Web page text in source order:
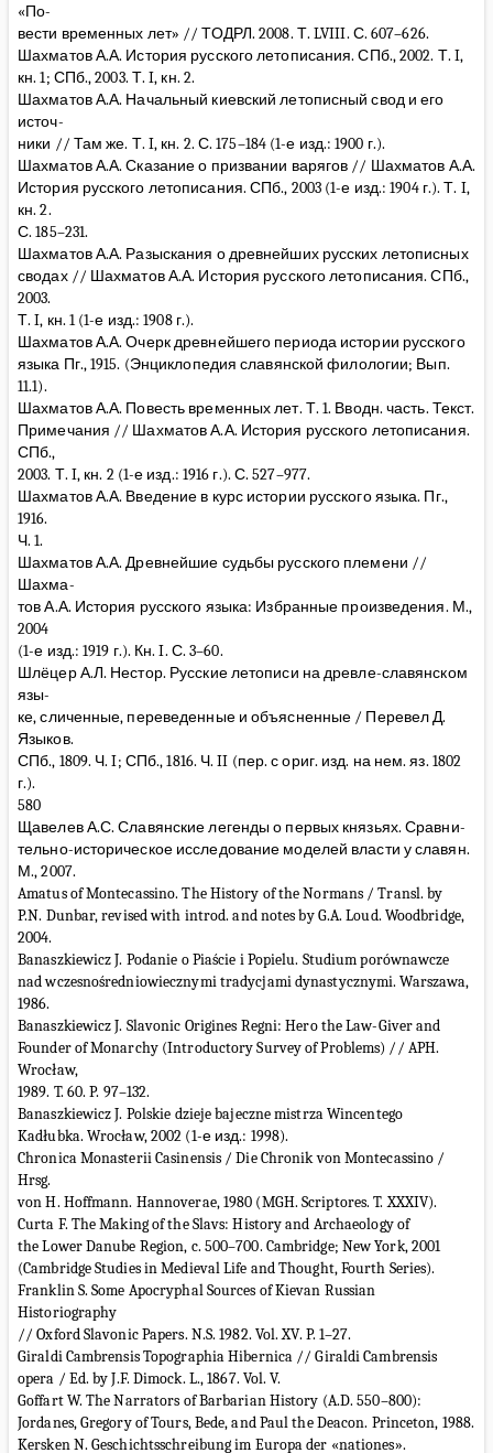
«По-
вести временных лет» // ТОДРЛ. 2008. Т. LVIII. С. 607–626.
Шахматов А.А. История русского летописания. СПб., 2002. Т. I,
кн. 1; СПб., 2003. Т. I, кн. 2.
Шахматов А.А. Начальный киевский летописный свод и его
источ-
ники // Там же. Т. I, кн. 2. С. 175–184 (1-е изд.: 1900 г.).
Шахматов А.А. Сказание о призвании варягов // Шахматов А.А.
История русского летописания. СПб., 2003 (1-е изд.: 1904 г.). Т. I,
кн. 2.
С. 185–231.
Шахматов А.А. Разыскания о древнейших русских летописных
сводах // Шахматов А.А. История русского летописания. СПб.,
2003.
Т. I, кн. 1 (1-е изд.: 1908 г.).
Шахматов А.А. Очерк древнейшего периода истории русского
языка Пг., 1915. (Энциклопедия славянской филологии; Вып.
11.1).
Шахматов А.А. Повесть временных лет. Т. 1. Вводн. часть. Текст.
Примечания // Шахматов А.А. История русского летописания.
СПб.,
2003. Т. I, кн. 2 (1-е изд.: 1916 г.). С. 527–977.
Шахматов А.А. Введение в курс истории русского языка. Пг.,
1916.
Ч. 1.
Шахматов А.А. Древнейшие судьбы русского племени //
Шахма-
тов А.А. История русского языка: Избранные произведения. М.,
2004
(1-е изд.: 1919 г.). Кн. I. С. 3–60.
Шлёцер А.Л. Нестор. Русские летописи на древле-славянском
язы-
ке, сличенные, переведенные и объясненные / Перевел Д.
Языков.
СПб., 1809. Ч. I; СПб., 1816. Ч. II (пер. с ориг. изд. на нем. яз. 1802
г.).
580
Щавелев А.С. Славянские легенды о первых князьях. Сравни-
тельно-историческое исследование моделей власти у славян.
М., 2007.
Amatus of Montecassino. The History of the Normans / Transl. by
P.N. Dunbar, revised with introd. and notes by G.A. Loud. Woodbridge,
2004.
Banaszkiewicz J. Podanie o Piaście i Popielu. Studium porównawcze
nad wczesnośredniowiecznymi tradycjami dynastycznymi. Warszawa,
1986.
Banaszkiewicz J. Slavonic Origines Regni: Hero the Law-Giver and
Founder of Monarchy (Introductory Survey of Problems) // APH.
Wrocław,
1989. T. 60. P. 97–132.
Banaszkiewicz J. Polskie dzieje bajeczne mistrza Wincentego
Kadłubka. Wrocław, 2002 (1-е изд.: 1998).
Chronica Monasterii Casinensis / Die Chronik von Montecassino /
Hrsg.
von H. Hoffmann. Hannoverae, 1980 (MGH. Scriptores. T. XXXIV).
Curta F. The Making of the Slavs: History and Archaeology of
the Lower Danube Region, c. 500–700. Cambridge; New York, 2001
(Cambridge Studies in Medieval Life and Thought, Fourth Series).
Franklin S. Some Apocryphal Sources of Kievan Russian
Historiography
// Oxford Slavonic Papers. N.S. 1982. Vol. XV. P. 1–27.
Giraldi Cambrensis Topographia Hibernica // Giraldi Cambrensis
opera / Ed. by J.F. Dimock. L., 1867. Vol. V.
Goffart W. The Narrators of Barbarian History (A.D. 550–800):
Jordanes, Gregory of Tours, Bede, and Paul the Deacon. Princeton, 1988.
Kersken N. Geschichtsschreibung im Europa der «nationes».